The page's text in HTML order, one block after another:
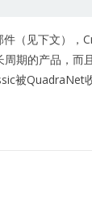
（见下文），
期的产品，而
被QuadraNet